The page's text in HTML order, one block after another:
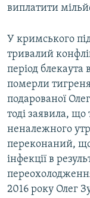
виплатити
​У кримського
тривалий
період
померли
подарованої
тоді заявила, що
неналежного
переконаний,
інфекції в
2016 року Олег